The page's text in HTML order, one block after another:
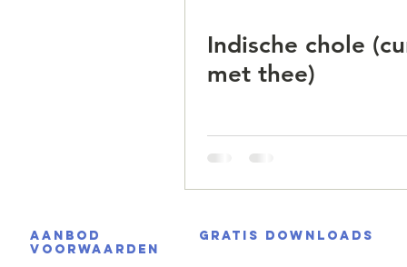
Indische chole
met thee)
AANBOD
GRATIS DOWNLOADS
VOORWAARDEN